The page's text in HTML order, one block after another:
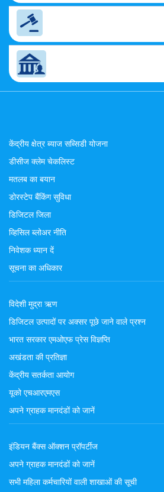
केंद्रीय क्षेत्र ब्याज सब्सिडी योजना
डीसीज क्लेम चेकलिस्ट
मतलब का बयान
डोरस्टेप बैंकिंग सुविधा
डिजिटल जिला
व्हिसिल ब्लोअर नीति
निवेशक ध्यान दें
सूचना का अधिकार
विदेशी मुद्रा ऋण
डिजिटल उत्पादों पर अक्सर पूछे जाने वाले प्रश्न
भारत सरकार एमओएफ प्रेस विज्ञप्ति
अखंडता की प्रतिज्ञा
केंद्रीय सतर्कता आयोग
यूको एचआरएमएस
अपने ग्राहक मानदंडों को जानें
इंडियन बैंक्स ऑक्शन प्रॉपर्टीज
अपने ग्राहक मानदंडों को जानें
सभी महिला कर्मचारियों वाली शाखाओं की सूची